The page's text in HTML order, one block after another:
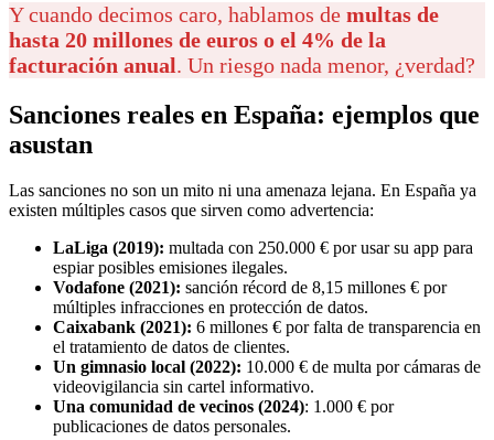
Y cuando decimos caro, hablamos de multas de
hasta 20 millones de euros o el 4% de la
facturación anual. Un riesgo nada menor, ¿verdad?
Sanciones reales en España: ejemplos que
asustan
Las sanciones no son un mito ni una amenaza lejana. En España ya
existen múltiples casos que sirven como advertencia:
LaLiga (2019): multada con 250.000 € por usar su app para
espiar posibles emisiones ilegales.
Vodafone (2021): sanción récord de 8,15 millones € por
múltiples infracciones en protección de datos.
Caixabank (2021): 6 millones € por falta de transparencia en
el tratamiento de datos de clientes.
Un gimnasio local (2022): 10.000 € de multa por cámaras de
videovigilancia sin cartel informativo.
Una comunidad de vecinos (2024): 1.000 € por
publicaciones de datos personales.